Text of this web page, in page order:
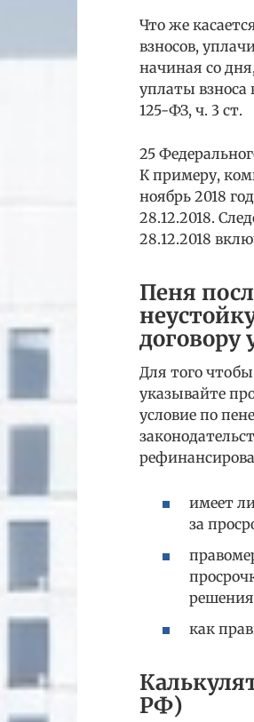
Что же
взносов,
начиная со
уплаты взноса
125-ФЗ, ч. 3 ст.
25
К примеру,
ноябрь 2018
28.12.2018.
28.12.2018
Пеня
договору
Для того
указывайте
условие по
имеет
за
как
РФ)